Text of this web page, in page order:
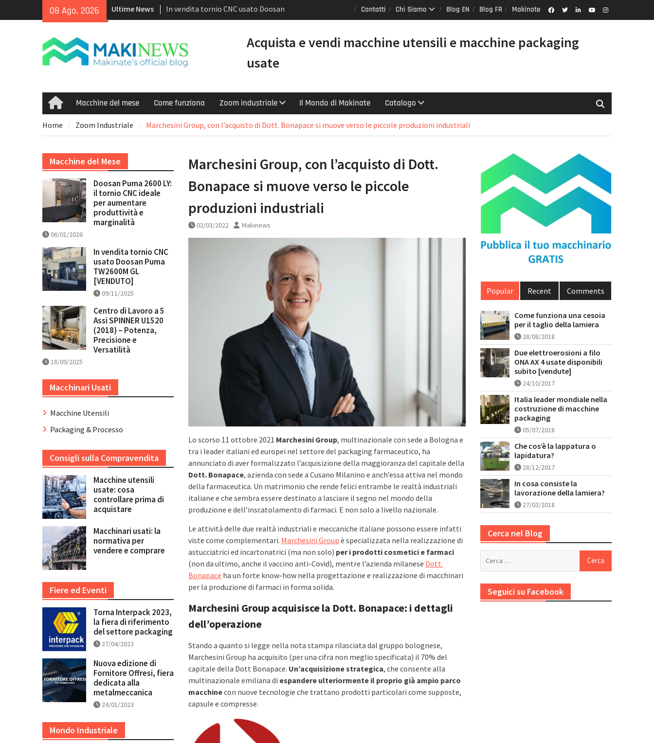
08 Ago, 2026 Ultime News
In vendita tornio CNC usato Doosan
Puma TW2600M GL [VENDUTO]
recenti con controllo Smooth e
tecnologia multitasking</h1>
Doosan Puma 2600 LY: il tornio CNC
marginalità
Contatti Chi Siamo Blog EN Blog FR Makinate
Acquista e vendi macchine utensili e macchine packaging
usate
HomeMacchine del mese Come funziona Zoom industriale Il Mondo di Makinate Catalogo
Home Zoom Industriale Marchesini Group, con l’acquisto di Dott. Bonapace si muove verso le piccole produzioni industriali
Marchesini Group, con l’acquisto di Dott.
Bonapace si muove verso le piccole
produzioni industriali
02/03/2022 Makinews
Lo scorso 11 ottobre 2021 Marchesini Group, multinazionale con sede a Bologna e
tra i leader italiani ed europei nel settore del packaging farmaceutico, ha
annunciato di aver formalizzato l’acquisizione della maggioranza del capitale della
Dott. Bonapace, azienda con sede a Cusano Milanino e anch’essa attiva nel mondo
della farmaceutica. Un matrimonio che rende felici entrambe le realtà industriali
italiane e che sembra essere destinato a lasciare il segno nel mondo della
produzione e dell’inscatolamento di farmaci. E non solo a livello nazionale.
Le attività delle due realtà industriali e meccaniche italiane possono essere infatti
viste come complementari. Marchesini Group è specializzata nella realizzazione di
astucciatrici ed incartonatrici (ma non solo) per i prodotti cosmetici e farmaci
(non da ultimo, anche il vaccino anti-Covid), mentre l’azienda milanese Dott.
Bonapace ha un forte know-how nella progettazione e realizzazione di macchinari
per la produzione di farmaci in forma solida.
Marchesini Group acquisisce la Dott. Bonapace: i dettagli
dell’operazione
Stando a quanto si legge nella nota stampa rilasciata dal gruppo bolognese,
Marchesini Group ha acquisito (per una cifra non meglio specificata) il 70% del
capitale della Dott Bonapace. Un’acquisizione strategica, che consente alla
multinazionale emiliana di espandere ulteriormente il proprio già ampio parco
macchinecon nuove tecnologie che trattano prodotti particolari come supposte,
capsule e compresse.
Popular Recent Comments
Come funziona una cesoia
per il taglio della lamiera
28/08/2018
Due elettroerosioni a filo
ONA AX 4 usate disponibili
subito [vendute]
24/10/2017
Italia leader mondiale nella
costruzione di macchine
packaging
05/07/2018
Che cos’è la lappatura o
lapidatura?
28/12/2017
In cosa consiste la
lavorazione della lamiera?
27/03/2018
Cerca nel Blog
Seguici su Facebook
Macchine del Mese
Doosan Puma 2600 LY:
il tornio CNC ideale
per aumentare
produttività e
marginalità
06/01/2026
In vendita tornio CNC
usato Doosan Puma
TW2600M GL
[VENDUTO]
09/11/2025
Centro di Lavoro a 5
Assi SPINNER U1520
(2018) – Potenza,
Precisione e
Versatilità
18/09/2025
Macchinari Usati
Macchine Utensili
Packaging & Processo
Consigli sulla Compravendita
Macchine utensili
usate: cosa
controllare prima di
acquistare
Macchinari usati: la
normativa per
vendere e comprare
Fiere ed Eventi
Torna Interpack 2023,
la fiera di riferimento
del settore packaging
27/04/2023
Nuova edizione di
Fornitore Offresi, fiera
dedicata alla
metalmeccanica
24/01/2023
Mondo Industriale